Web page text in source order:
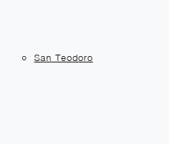
San Teodoro